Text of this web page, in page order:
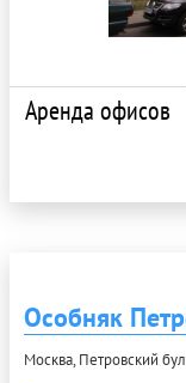
Аренда офисов
Особняк
Москва, Петровский